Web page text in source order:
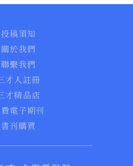
投稿須知
關於我們
聯繫我們
才人註冊
才精品店
電子期刊
書刊購買